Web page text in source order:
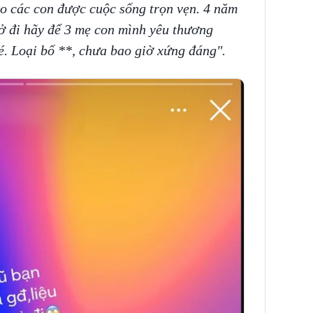
con được cuộc sống trọn vẹn. 4 năm
hãy để 3 mẹ con mình yêu thương
Loại bố **, chưa bao giờ xứng đáng".